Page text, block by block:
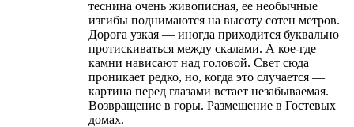
теснина очень живописная, ее необычные
изгибы поднимаются на высоту сотен метров.
Дорога узкая — иногда приходится буквально
протискиваться между скалами. А кое-где
камни нависают над головой. Свет сюда
проникает редко, но, когда это случается —
картина перед глазами встает незабываемая.
Возвращение в горы. Размещение в Гостевых
домах.